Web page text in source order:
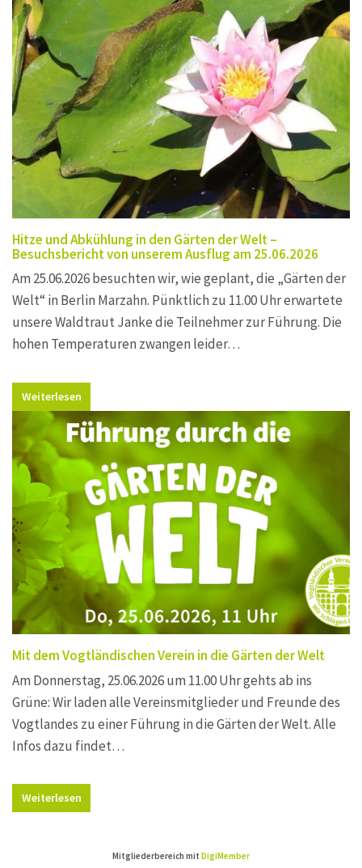
Hitze und Abkühlung in den Gärten der Welt –
Besuchsbericht von unserem Ausflug am 25.06.2026
Am 25.06.2026 besuchten wir, wie geplant, die „Gärten der
Welt“ in Berlin Marzahn. Pünktlich zu 11.00 Uhr erwartete
unsere Waldtraut Janke die Teilnehmer zur Führung. Die
hohen Temperaturen zwangen leider…
Weiterlesen
Mit dem Vogtländischen Verein in die Gärten der Welt
Am Donnerstag, 25.06.2026 um 11.00 Uhr gehts ab ins
Grüne: Wir laden alle Vereinsmitglieder und Freunde des
Vogtlandes zu einer Führung in die Gärten der Welt. Alle
Infos dazu findet…
Weiterlesen
Mitgliederbereich mit DigiMember